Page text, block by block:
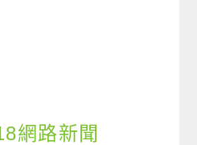
網路新聞